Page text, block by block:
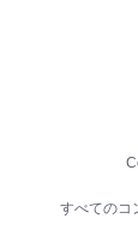
すべてのコ